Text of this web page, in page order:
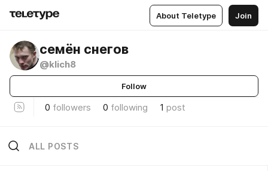
About Teletype Join
семён снегов
@klich8
Follow
0 followers 0 following 1 post
ALL POSTS